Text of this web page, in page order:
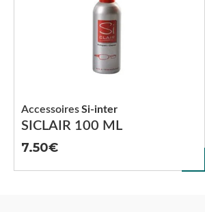
SICLAIR 100 ML
AccessoiresSi-inter
7.50